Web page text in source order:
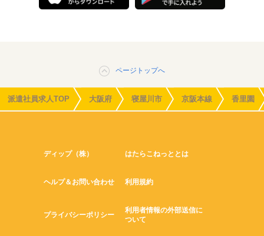
ページトップへ
派遣社員求人TOP 大阪府 寝屋川市 京阪本線 香里園
ディップ（株） はたらこねっととは
ヘルプ＆お問い合わせ 利用規約
プライバシーポリシー
利用者情報の外部送信に
ついて